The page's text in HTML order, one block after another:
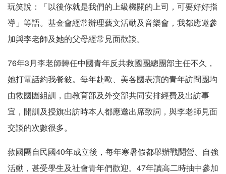
玩笑說：「以後你就是我們的上級機關的上司，可要好好指
導」等語。基金會經常辦理藝文活動及音樂會，我都應邀參
加與李老師及她的父母經常見面歡談。
76年3月李老師轉任中國青年反共救國團總團部主任不久，
她打電話約我餐敍。每年赴歐、美各國表演的青年訪問團均
由救國團組訓，由教育部及外交部共同安排經費及出訪事
宜，開訓及授旗出訪時本人都應邀出席致詞，與李老師見面
交談的次數很多。
救國團自民國40年成立後，每年寒暑假都舉辦戰鬪營、自強
活動，甚受學生及社會青年們歡迎。47年讀高二時抽中參加